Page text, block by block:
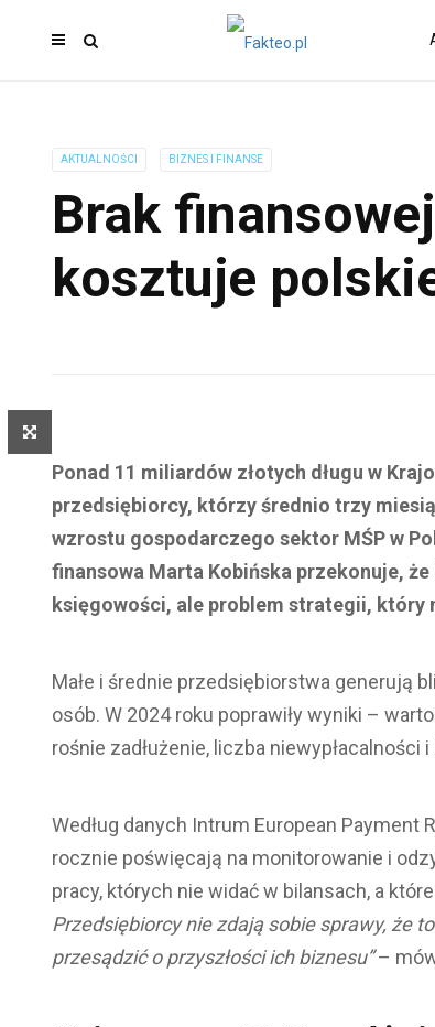
AKTUALNOŚCI BIZNES I FINANSE
Brak
kosztuje
Ponad 11 miliardów złotych długu w
przedsiębiorcy, którzy średnio trzy
wzrostu gospodarczego sektor MŚP w
finansowa Marta Kobińska przekonuje,
księgowości, ale problem strategii, który
Małe i średnie przedsiębiorstwa generują
osób. W 2024 roku poprawiły wyniki –
rośnie zadłużenie, liczba
Według danych Intrum European
rocznie poświęcają na monitorowanie i
pracy, których nie widać w bilansach, a
Przedsiębiorcy nie zdają sobie sprawy, że
przesądzić o przyszłości ich biznesu”–